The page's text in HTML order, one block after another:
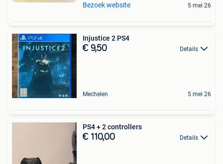
Bezoek website 5 mei 26
Injustice 2 PS4
€ 9,50 Details
Mechelen 5 mei 26
PS4 + 2 controllers
€ 110,00 Details